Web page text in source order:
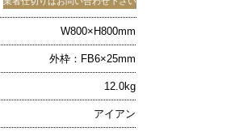
W800×H800mm
外枠：FB6×25mm
12.0kg
アイアン